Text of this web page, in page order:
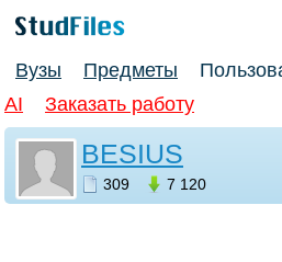
Вузы Предметы
AI
Заказать работу
BESIUS
309 7 120